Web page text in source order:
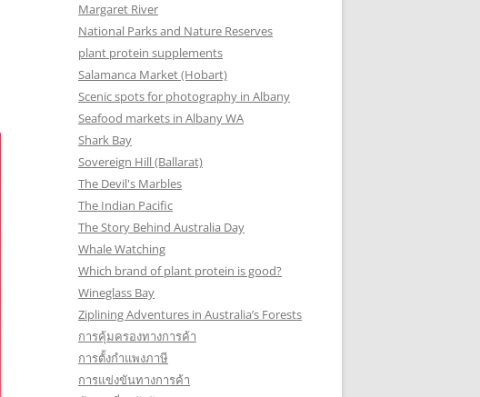
Margaret River
National Parks and Nature Reserves
plant protein supplements
Salamanca Market (Hobart)
Scenic spots for photography in Albany
Seafood markets in Albany WA
Shark Bay
Sovereign Hill (Ballarat)
The Devil's Marbles
The Indian Pacific
The Story Behind Australia Day
Whale Watching
Which brand of plant protein is good?
Wineglass Bay
Ziplining Adventures in Australia’s Forests
การคุ้มครองทางการค้า
การตั้งกำแพงภาษี
การแข่งขันทางการค้า